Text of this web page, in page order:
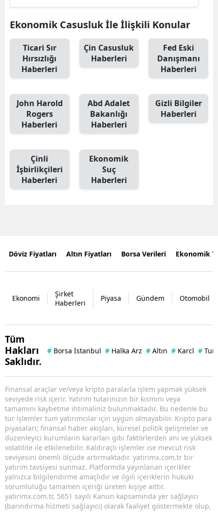
Ekonomik Casusluk İle İlişkili Konular
Ticari Sır
Hırsızlığı
Haberleri
Çin Casusluk
Haberleri
Fed Eski
Danışmanı
Haberleri
John Harold
Rogers
Haberleri
Abd Adalet
Bakanlığı
Haberleri
Gizli Bilgiler
Haberleri
Çinli
İşbirlikçileri
Haberleri
Ekonomik
Suç
Haberleri
Döviz Fiyatları Altın Fiyatları Borsa Verileri Ekonomik
Ekonomi
Şirket
Haberleri
Piyasa Gündem Otomobil
Tüm
Hakları
Saklıdır.
# Borsa İstanbul # Halka Arz # Altın # Karcl #
Finansal araçlar ve/veya kripto paralarla işlem yapmak yüksek
seviyede risk içerir. Yatırım tutarınızın bir kısmını veya
tamamını kaybetme ihtimaliniz bulunmaktadır. Bu nedenle bu
tür işlemler tüm yatırımcılar için uygun olmayabilir. Kripto para
piyasaları; finansal haber akışları, küresel politik gelişmeler ve
düzenleyici kurumların kararları gibi faktörlerden ani ve yüksek
volatilite ile etkilenebilir. Kaldıraçlı işlemler ise mevcut risk
seviyesini önemli ölçüde artırmaktadır. yatirimx.com.tr bir
yatırım tavsiyesi sunmaz. Platformda yayınlanan içerikler
yalnızca bilgilendirme amaçlıdır ve ilgili içeriklerin hukuki
sorumluluğu tamamen içeriği üreten kişiye aittir.
yatirimx.com.tr, 5651 sayılı Kanun kapsamında yer sağlayıcı
(barındırma hizmeti sağlayıcı) olarak faaliyet göstermekte olup,